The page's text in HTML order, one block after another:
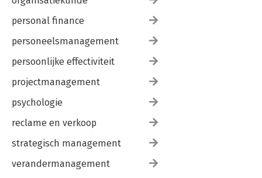
personal finance
personeelsmanagement
persoonlijke effectiviteit
projectmanagement
psychologie
reclame en verkoop
strategisch management
verandermanagement